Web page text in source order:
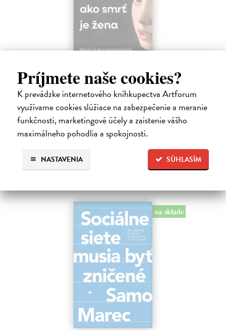
Príjmete naše cookies?
K prevádzke internetového kníhkupectva Artforum
využívame cookies slúžiace na zabezpečenie a meranie
funkčnosti, marketingové účely a zaistenie vášho
maximálneho pohodlia a spokojnosti.
SÚHLASÍM
NASTAVENIA
Trpkejšia ako smrť je žena
Marneros Andreas| Kniha
JE TO MOŽNO NAJVÄČŠIA REVOLÚCIA NAŠICH DNÍ:
rovnocennosť a rovnoprávnosť ženy a muža. Vojna a mier medzi
pohlaviami sa však nezačali feminizmom 20. storočia, ale ich
spolužitím.
22,05 €
na sklade